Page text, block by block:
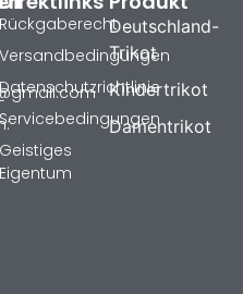
Deutschland-
Trikot
Kindertrikot
Damentrikot
Rückgaberecht
Versandbedingungen
Datenschutzrichtlinie
Servicebedingungen
Geistiges
Eigentum